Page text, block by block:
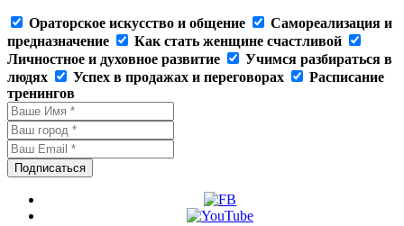
Ораторское искусство и общение
Самореализация и
предназначение
Как стать женщине счастливой
Личностное и духовное развитие
Учимся разбираться в
людях
Успех в продажах и переговорах
Расписание
тренингов